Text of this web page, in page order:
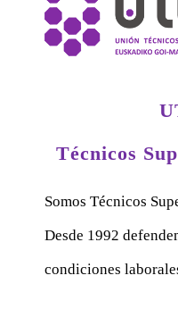
Técnicos
Somos Técnicos
Desde 1992
condiciones